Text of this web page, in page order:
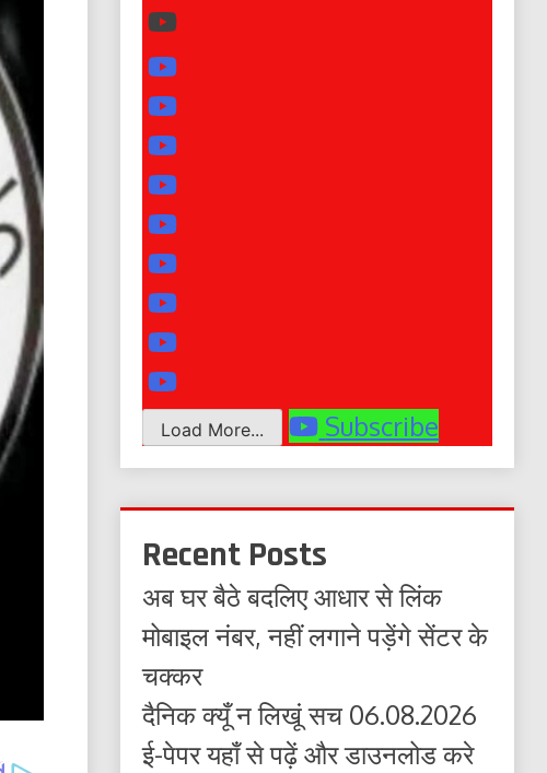
Load More... Subscribe
Recent Posts
अब घर बैठे बदलिए आधार से लिंक
मोबाइल नंबर, नहीं लगाने पड़ेंगे सेंटर के
चक्कर
दैनिक क्यूँ न लिखूं सच 06.08.2026
ई-पेपर यहाँ से पढ़ें और डाउनलोड करे